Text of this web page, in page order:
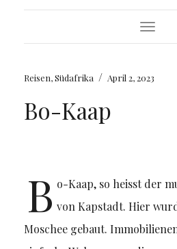
Toggle
Reisen,Südafrika / April 2, 2023
Bo-Kaap
B o-Kaap, so heisst der
von Kapstadt. Hier
Moschee gebaut.